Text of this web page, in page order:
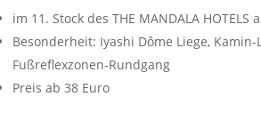
im 11. Stock des THE MANDALA HOTELS
Besonderheit: Iyashi Dôme Liege,
Fußreflexzonen-Rundgang
Preis ab 38 Euro